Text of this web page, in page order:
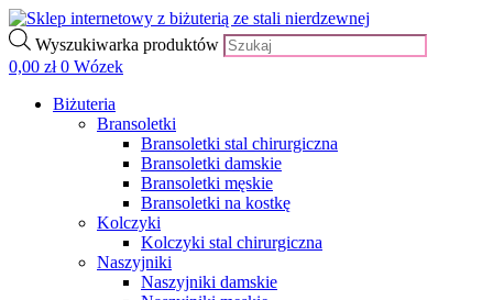
Wyszukiwarka produktów
0,00 zł 0 Wózek
Biżuteria
Bransoletki
Bransoletki stal chirurgiczna
Bransoletki damskie
Bransoletki męskie
Bransoletki na kostkę
Kolczyki
Kolczyki stal chirurgiczna
Naszyjniki
Naszyjniki damskie